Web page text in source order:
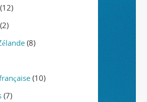
(12)
(2)
(8)
(10)
(7)